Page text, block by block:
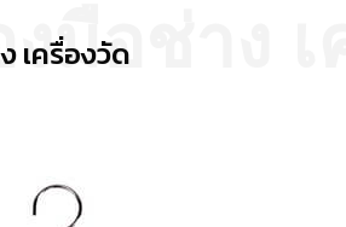
มือช่าง เ
เครื่องวัด